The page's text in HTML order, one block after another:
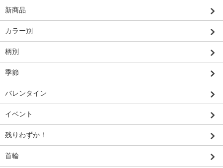
新商品
カラー別
柄別
季節
バレンタイン
イベント
残りわずか！
首輪